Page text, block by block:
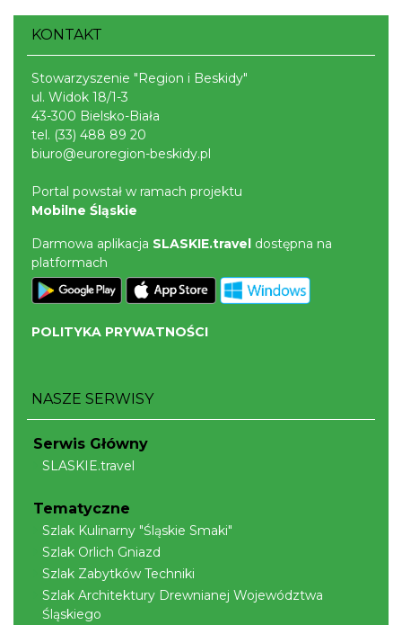
KONTAKT
Stowarzyszenie "Region i Beskidy"
ul. Widok 18/1-3
43-300 Bielsko-Biała
tel. (33) 488 89 20
biuro@euroregion-beskidy.pl
Portal powstał w ramach projektu
Mobilne Śląskie
Darmowa aplikacja SLASKIE.travel dostępna na
platformach
POLITYKA PRYWATNOŚCI
NASZE SERWISY
Serwis Główny
SLASKIE.travel
Tematyczne
Szlak Kulinarny "Śląskie Smaki"
Szlak Orlich Gniazd
Szlak Zabytków Techniki
Szlak Architektury Drewnianej Województwa
Śląskiego